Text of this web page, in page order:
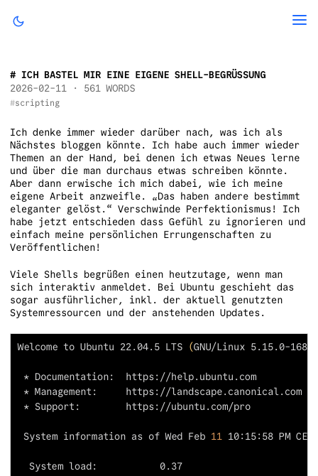
ICH BASTEL MIR EINE EIGENE SHELL-BEGRÜSSUNG
2026-02-11
· 561 WORDS
scripting
Ich denke immer wieder darüber nach, was ich als
Nächstes bloggen könnte. Ich habe auch immer wieder
Themen an der Hand, bei denen ich etwas Neues lerne
und über die man durchaus etwas schreiben könnte.
Aber dann erwische ich mich dabei, wie ich meine
eigene Arbeit anzweifle. „Das haben andere bestimmt
eleganter gelöst.“ Verschwinde Perfektionismus! Ich
habe jetzt entschieden dass Gefühl zu ignorieren und
einfach meine persönlichen Errungenschaften zu
Veröffentlichen!
Viele Shells begrüßen einen heutzutage, wenn man
sich interaktiv anmeldet. Bei Ubuntu geschieht das
sogar ausführlicher, inkl. der aktuell genutzten
Systemressourcen und der anstehenden Updates.
Welcome to Ubuntu 22.04.5 LTS (GNU/Linux 5.15.0-168-
System information as of Wed Feb 11 10:15:58 PM CET